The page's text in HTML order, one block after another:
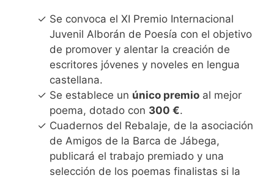
Se convoca el XI Premio Internacional
Juvenil Alborán de Poesía con el objetivo
de promover y alentar la creación de
escritores jóvenes y noveles en lengua
castellana.
Se establece un único premio al mejor
poema, dotado con 300 €.
Cuadernos del Rebalaje, de la asociación
de Amigos de la Barca de Jábega,
publicará el trabajo premiado y una
selección de los poemas finalistas si la